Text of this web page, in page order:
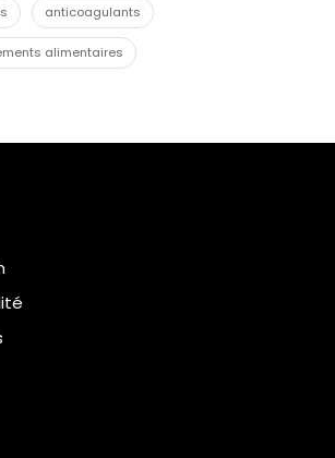
anticoagulants
alimentaires